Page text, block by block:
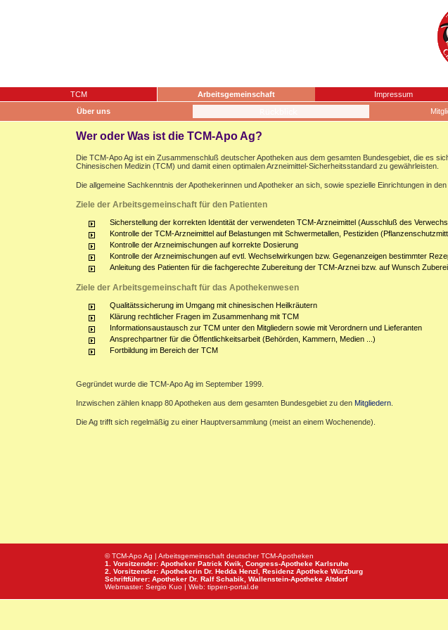
TCM Arbeitsgemeinschaft Impressum
Über uns
Wer oder Was ist die TCM-Apo Ag?
Die TCM-Apo Ag ist ein Zusammenschluß deutscher Apotheken aus dem gesamten Bundesgebiet, die es
Chinesischen Medizin (TCM) und damit einen optimalen Arzneimittel-Sicherheitsstandard zu gewährleisten.
Die allgemeine Sachkenntnis der Apothekerinnen und Apotheker an sich, sowie spezielle Einrichtungen in den
Ziele der Arbeitsgemeinschaft für den Patienten
Sicherstellung der korrekten Identität der verwendeten TCM-Arzneimittel (Ausschluß des
Kontrolle der TCM-Arzneimittel auf Belastungen mit Schwermetallen, Pestiziden
Kontrolle der Arzneimischungen auf korrekte Dosierung
Kontrolle der Arzneimischungen auf evtl. Wechselwirkungen bzw. Gegenanzeigen bestimmter
Anleitung des Patienten für die fachgerechte Zubereitung der TCM-Arznei bzw. auf Wunsch
Ziele der Arbeitsgemeinschaft für das Apothekenwesen
Qualitätssicherung im Umgang mit chinesischen Heilkräutern
Klärung rechtlicher Fragen im Zusammenhang mit TCM
Informationsaustausch zur TCM unter den Mitgliedern sowie mit Verordnern und Lieferanten
Ansprechpartner für die Öffentlichkeitsarbeit (Behörden, Kammern, Medien ...)
Fortbildung im Bereich der TCM
Gegründet wurde die TCM-Apo Ag im September 1999.
Inzwischen zählen knapp 80 Apotheken aus dem gesamten Bundesgebiet zu den Mitgliedern
Die Ag trifft sich regelmäßig zu einer Hauptversammlung (meist an einem Wochenende).
© TCM-Apo Ag | Arbeitsgemeinschaft deutscher TCM-Apotheken
1. Vorsitzender: Apotheker Patrick Kwik, Congress-Apotheke Karlsruhe
2. Vorsitzender: Apothekerin Dr. Hedda Henzl, Residenz Apotheke Würzburg
Schriftführer: Apotheker Dr. Ralf Schabik, Wallenstein-Apotheke Altdorf
Webmaster: Sergio Kuo | Web: tippen-portal.de